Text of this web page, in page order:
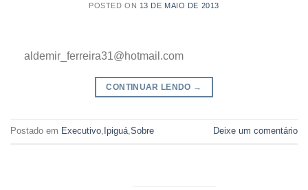
POSTED ON 13 DE MAIO DE 2013
aldemir_ferreira31@hotmail.com
CONTINUAR LENDO →
Postado em Executivo, Ipiguá,Sobre Deixe um comentário